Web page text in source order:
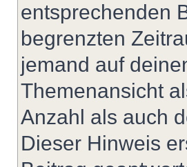
entsprechenden
begrenzten
jemand auf
Themenansicht
Anzahl als auch
Dieser Hinweis